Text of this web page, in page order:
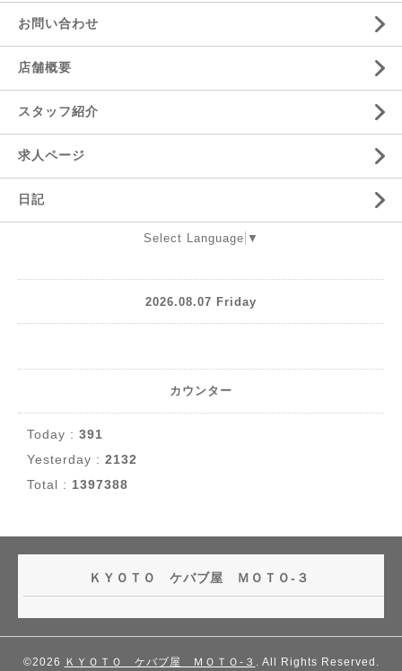
お問い合わせ
店舗概要
スタッフ紹介
求人ページ
日記
Select Language ▼
2026.08.07 Friday
カウンター
Today : 391
Yesterday : 2132
Total : 1397388
ＫＹＯＴＯ ケバブ屋 ＭＯＴＯ-３
©2026 ＫＹＯＴＯ ケバブ屋 ＭＯＴＯ-３ . All Rights Reserved.